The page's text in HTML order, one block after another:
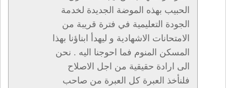
الحبيب بهذه الموضة الجديدة لخدمة
الجودة التعليمية في فترة قريبة من
الامتحانات الاشهادية و ليهدأ ابناؤنا بهذا
المسكن المنوم فما احوجنا اليه . نحن
الى ارادة حقيقية من اجل الاصلاح
فلنأخذ العبرة كل العبرة من صاحب